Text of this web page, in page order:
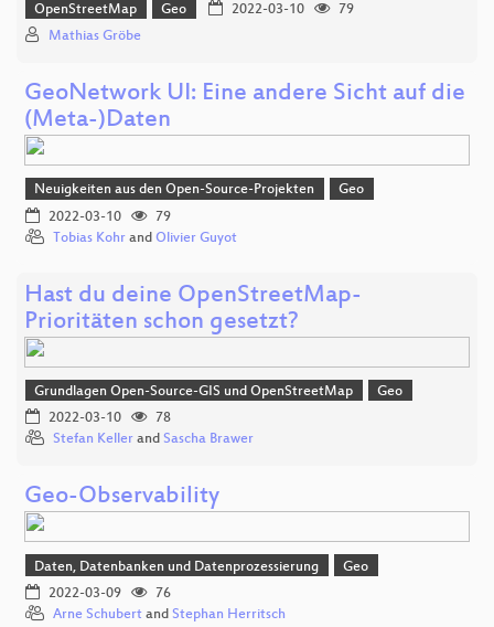
OpenStreetMap Geo 2022-03-10
79
Mathias Gröbe
GeoNetwork UI: Eine andere Sicht auf die
(Meta-)Daten
Neuigkeiten aus den Open-Source-Projekten
Geo
2022-03-10
79
Tobias Kohr and Olivier Guyot
Hast du deine OpenStreetMap-
Prioritäten schon gesetzt?
Grundlagen Open-Source-GIS und OpenStreetMap
Geo
2022-03-10
78
Stefan Keller and Sascha Brawer
Geo-Observability
Daten, Datenbanken und Datenprozessierung
Geo
2022-03-09
76
Arne Schubert and Stephan Herritsch